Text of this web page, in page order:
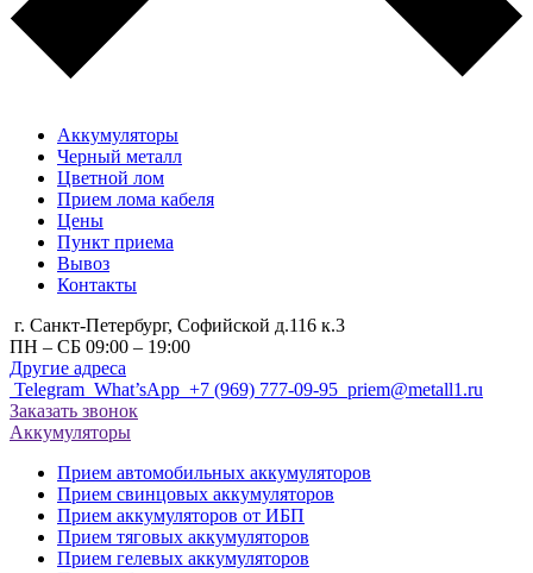
Аккумуляторы
Черный металл
Цветной лом
Прием лома кабеля
Цены
Пункт приема
Вывоз
Контакты
г. Санкт-Петербург, Cофийской д.116 к.3
ПН – СБ 09:00 – 19:00
Другие адреса
Telegram What’sApp +7 (969) 777-09-95 priem@metall1.ru
Заказать звонок
Аккумуляторы
Прием автомобильных аккумуляторов
Прием свинцовых аккумуляторов
Прием аккумуляторов от ИБП
Прием тяговых аккумуляторов
Прием гелевых аккумуляторов